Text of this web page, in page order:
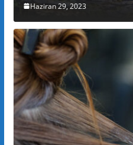
Haziran 29, 2023